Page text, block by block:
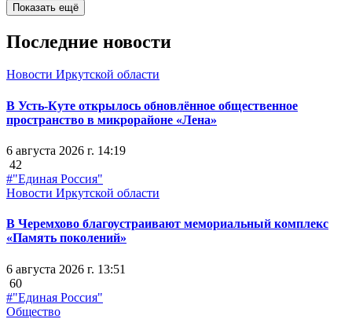
Показать ещё
Последние новости
Новости Иркутской области
В Усть-Куте открылось обновлённое общественное
пространство в микрорайоне «Лена»
6 августа 2026 г. 14:19
42
#"Единая Россия"
Новости Иркутской области
В Черемхово благоустраивают мемориальный комплекс
«Память поколений»
6 августа 2026 г. 13:51
60
#"Единая Россия"
Общество